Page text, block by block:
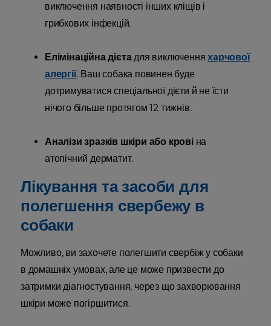
виключення наявності інших кліщів і
грибкових інфекцій.
Елімінаційна дієтадля виключенняхарчової
алергії. Ваш собака повинен буде
дотримуватися спеціальної дієти й не їсти
нічого більше протягом 12 тижнів.
Аналізи зразків шкіри або кровіна
атопічний дерматит.
Лікування та засоби для
полегшення свербежу в
собаки
Можливо, ви захочете полегшити свербіж у собаки
в домашніх умовах, але це може призвести до
затримки діагностування, через що захворювання
шкіри може погіршитися.